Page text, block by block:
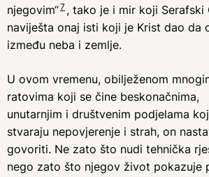
njegovim“7 , tako je i mir koji Serafski
naviješta onaj isti koji je Krist dao da
između neba i zemlje.
U ovom vremenu, obilježenom
ratovima koji se čine beskonačnima,
unutarnjim i društvenim podjelama
stvaraju nepovjerenje i strah, on
govoriti. Ne zato što nudi tehnička
nego zato što njegov život pokazuje